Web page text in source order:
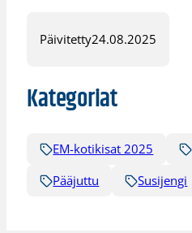
Päivitetty24.08.2025
Kategoriat
EM-kotikisat 2025
Pääjuttu
Susijengi